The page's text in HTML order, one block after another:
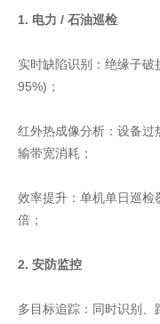
1. 电力 / 石油巡检
实时缺陷识别：绝缘子
95%)；
红外热成像分析：设备
输带宽消耗；
效率提升：单机单日巡
倍；
2. 安防监控
多目标追踪：同时识别